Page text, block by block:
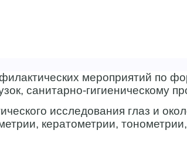
мероприятий по
санитарно-гигиеническому
исследования глаз и
кератометрии,